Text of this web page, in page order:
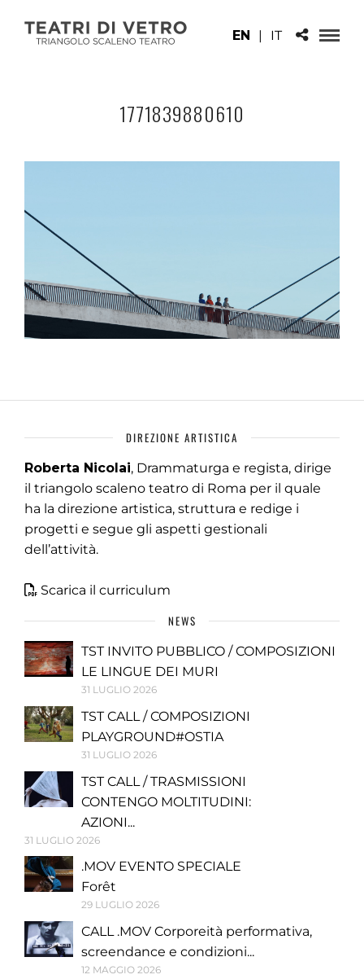
EN | IT
1771839880610
DIREZIONE ARTISTICA
Roberta Nicolai, Drammaturga e regista, dirige
il triangolo scaleno teatro di Roma per il quale
ha la direzione artistica, struttura e redige i
progetti e segue gli aspetti gestionali
dell’attività.
Scarica il curriculum
NEWS
TST INVITO PUBBLICO / COMPOSIZIONI
LE LINGUE DEI MURI
31 LUGLIO 2026
TST CALL / COMPOSIZIONI
PLAYGROUND#OSTIA
31 LUGLIO 2026
TST CALL / TRASMISSIONI
CONTENGO MOLTITUDINI:
AZIONI...
31 LUGLIO 2026
.MOV EVENTO SPECIALE
Forêt
29 LUGLIO 2026
CALL .MOV Corporeità performativa,
screendance e condizioni...
12 MAGGIO 2026